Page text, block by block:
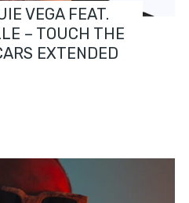
VEGA FEAT.
– TOUCH THE
EXTENDED